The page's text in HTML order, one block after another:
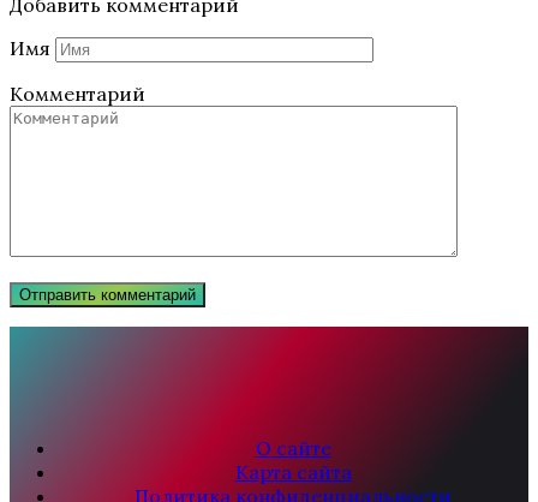
Добавить комментарий
Имя
Комментарий
О сайте
Карта сайта
Политика конфиденциальности